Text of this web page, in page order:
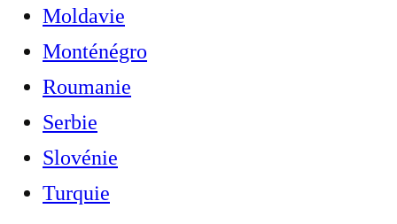
Moldavie
Monténégro
Roumanie
Serbie
Slovénie
Turquie